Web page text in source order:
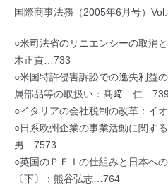
国際商事法務（2005年6月号）
○米司法省のリニエンシーの取消
木正貢…733
○米国特許侵害訴訟での逸失利益
属部品等の取扱い：髙﨑 仁…739
○イタリアの会社税制の改革：イ
○日系欧州企業の事業活動に関す
男…7573
○英国のＰＦＩの仕組みと日本へ
〔下〕：熊谷弘志…764